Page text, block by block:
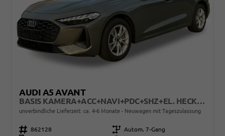
AUDI A5 AVANT
BASIS KAMERA+ACC+NAVI+PDC+SHZ+EL. HECKKL.+17 LM
unverbindliche Lieferzeit: ca. 4-6 Monate Neuwagen mit Tageszulassung
Fahrzeugnr. 862128 Getriebe Autom. 7-Gang